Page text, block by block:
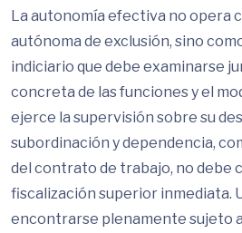
La autonomía efectiva no opera
autónoma de exclusión, sino
indiciario que debe examinarse
concreta de las funciones y el
ejerce la supervisión sobre su
subordinación y dependencia,
del contrato de trabajo, no debe
fiscalización superior inmediata.
encontrarse plenamente sujeto